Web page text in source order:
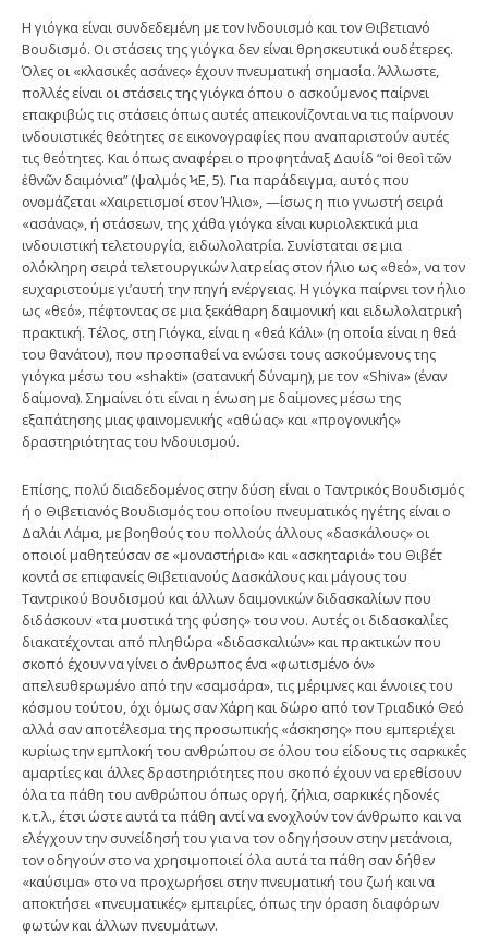
Η γιόγκα είναι συνδεδεμένη με τον Ινδουισμό και τον Θιβετιανό
Βουδισμό. Οι στάσεις της γιόγκα δεν είναι θρησκευτικά ουδέτερες.
Όλες οι «κλασικές ασάνες» έχουν πνευματική σημασία. Άλλωστε,
πολλές είναι οι στάσεις της γιόγκα όπου ο ασκούμενος παίρνει
επακριβώς τις στάσεις όπως αυτές απεικονίζονται να τις παίρνουν
ινδουιστικές θεότητες σε εικονογραφίες που αναπαριστούν αυτές
τις θεότητες. Και όπως αναφέρει ο προφητάναξ Δαυίδ “οἱ θεοὶ τῶν
ἐθνῶν δαιμόνια” (ψαλμός ϞΕ, 5). Για παράδειγμα, αυτός που
ονομάζεται «Χαιρετισμοί στον Ήλιο», —ίσως η πιο γνωστή σειρά
«ασάνας», ή στάσεων, της χάθα γιόγκα είναι κυριολεκτικά μια
ινδουιστική τελετουργία, ειδωλολατρία. Συνίσταται σε μια
ολόκληρη σειρά τελετουργικών λατρείας στον ήλιο ως «θεό», να τον
ευχαριστούμε γι’αυτή την πηγή ενέργειας. Η γιόγκα παίρνει τον ήλιο
ως «θεό», πέφτοντας σε μια ξεκάθαρη δαιμονική και ειδωλολατρική
πρακτική. Τέλος, στη Γιόγκα, είναι η «θεά Κάλι» (η οποία είναι η θεά
του θανάτου), που προσπαθεί να ενώσει τους ασκούμενους της
γιόγκα μέσω του «shakti» (σατανική δύναμη), με τον «Shiva» (έναν
δαίμονα). Σημαίνει ότι είναι η ένωση με δαίμονες μέσω της
εξαπάτησης μιας φαινομενικής «αθώας» και «προγονικής»
δραστηριότητας του Ινδουισμού.
Επίσης, πολύ διαδεδομένος στην δύση είναι ο Ταντρικός Βουδισμός
ή ο Θιβετιανός Βουδισμός του οποίου πνευματικός ηγέτης είναι ο
Δαλάι Λάμα, με βοηθούς του πολλούς άλλους «δασκάλους» οι
οποιοί μαθητεύσαν σε «μοναστήρια» και «ασκηταριά» του Θιβέτ
κοντά σε επιφανείς Θιβετιανούς Δασκάλους και μάγους του
Ταντρικού Βουδισμού και άλλων δαιμονικών διδασκαλίων που
διδάσκουν «τα μυστικά της φύσης» του νου. Αυτές οι διδασκαλίες
διακατέχονται από πληθώρα «διδασκαλιών» και πρακτικών που
σκοπό έχουν να γίνει ο άνθρωπος ένα «φωτισμένο όν»
απελευθερωμένο από την «σαμσάρα», τις μέριμνες και έννοιες του
κόσμου τούτου, όχι όμως σαν Χάρη και δώρο από τον Τριαδικό Θεό
αλλά σαν αποτέλεσμα της προσωπικής «άσκησης» που εμπεριέχει
κυρίως την εμπλοκή του ανθρώπου σε όλου του είδους τις σαρκικές
αμαρτίες και άλλες δραστηριότητες που σκοπό έχουν να ερεθίσουν
όλα τα πάθη του ανθρώπου όπως οργή, ζήλια, σαρκικές ηδονές
κ.τ.λ., έτσι ώστε αυτά τα πάθη αντί να ενοχλούν τον άνθρωπο και να
ελέγχουν την συνείδησή του για να τον οδηγήσουν στην μετάνοια,
τον οδηγούν στο να χρησιμοποιεί όλα αυτά τα πάθη σαν δήθεν
«καύσιμα» στο να προχωρήσει στην πνευματική του ζωή και να
αποκτήσει «πνευματικές» εμπειρίες, όπως την όραση διαφόρων
φωτών και άλλων πνευμάτων.